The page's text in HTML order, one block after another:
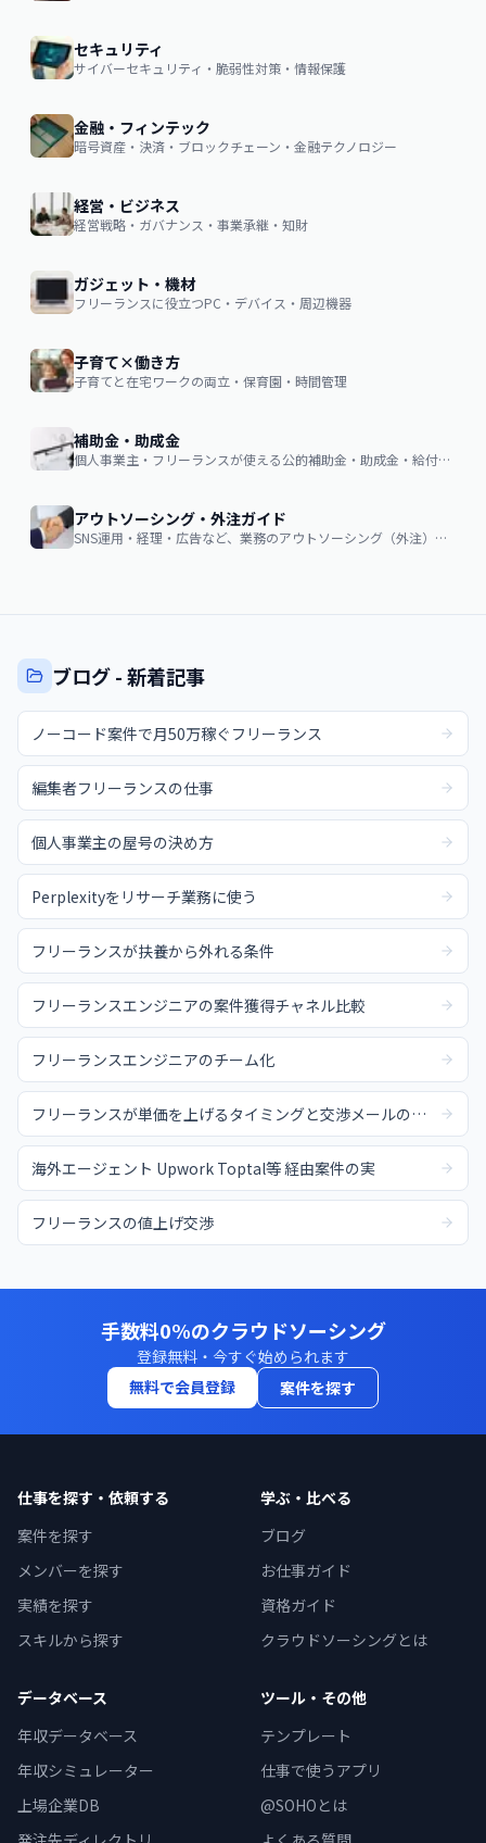
セキュリティ
サイバーセキュリティ・脆弱性対策・情報保護
金融・フィンテック
暗号資産・決済・ブロックチェーン・金融テクノロジー
経営・ビジネス
経営戦略・ガバナンス・事業承継・知財
ガジェット・機材
フリーランスに役立つPC・デバイス・周辺機器
子育て×働き方
子育てと在宅ワークの両立・保育園・時間管理
補助金・助成金
個人事業主・フリーランスが使える公的補助金・助成金・給付金の申請ガイド
アウトソーシング・外注ガイド
SNS運用・経理・広告など、業務のアウトソーシング（外注）を検討する企業・個人向け。費用相場・依頼の流れ・失敗しない選び方
ブログ - 新着記事
ノーコード案件で月50万稼ぐフリーランス
編集者フリーランスの仕事
個人事業主の屋号の決め方
Perplexityをリサーチ業務に使う
フリーランスが扶養から外れる条件
フリーランスエンジニアの案件獲得チャネル比較
フリーランスエンジニアのチーム化
フリーランスが単価を上げるタイミングと交渉メールの例文
海外エージェント Upwork Toptal等 経由案件の実
フリーランスの値上げ交渉
手数料0%のクラウドソーシング
登録無料・今すぐ始められます
無料で会員登録
案件を探す
仕事を探す・依頼する
案件を探す
メンバーを探す
実績を探す
スキルから探す
学ぶ・比べる
ブログ
お仕事ガイド
資格ガイド
クラウドソーシングとは
データベース
年収データベース
年収シミュレーター
上場企業DB
ツール・その他
テンプレート
仕事で使うアプリ
@SOHOとは